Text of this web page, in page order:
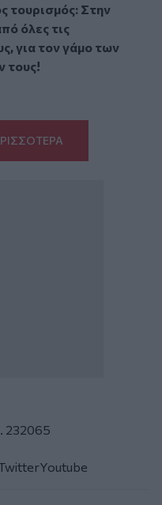
τουρισμός: Στην
όλες τις
για τον γάμο των
τους!
232065
Youtube